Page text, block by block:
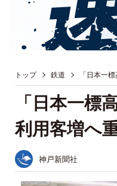
トップ 鉄道 「日本一
「日本一標
利用客増へ
神戸新聞社